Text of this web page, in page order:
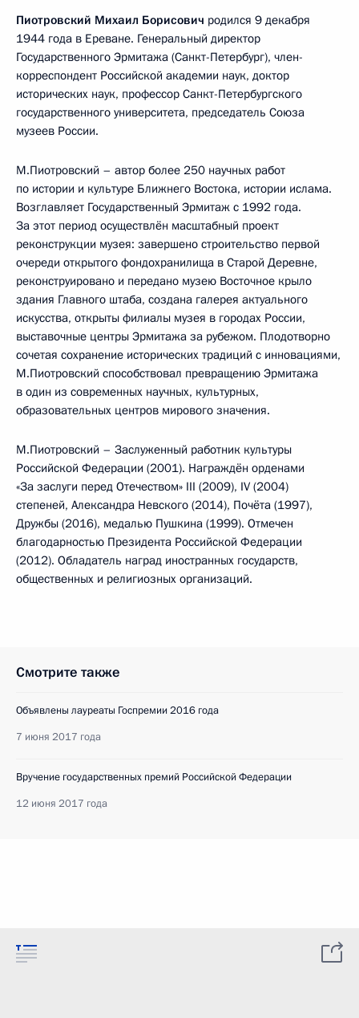
Пиотровский Михаил Борисович родился 9 декабря
1944 года в Ереване. Генеральный директор
Государственного Эрмитажа (Санкт-Петербург), член-
корреспондент Российской академии наук, доктор
исторических наук, профессор Санкт-Петербургского
государственного университета, председатель Союза
музеев России.
М.Пиотровский – автор более 250 научных работ
по истории и культуре Ближнего Востока, истории ислама.
Возглавляет Государственный Эрмитаж с 1992 года.
За этот период осуществлён масштабный проект
реконструкции музея: завершено строительство первой
очереди открытого фондохранилища в Старой Деревне,
реконструировано и передано музею Восточное крыло
здания Главного штаба, создана галерея актуального
искусства, открыты филиалы музея в городах России,
выставочные центры Эрмитажа за рубежом. Плодотворно
сочетая сохранение исторических традиций с инновациями,
М.Пиотровский способствовал превращению Эрмитажа
в один из современных научных, культурных,
образовательных центров мирового значения.
М.Пиотровский – Заслуженный работник культуры
Российской Федерации (2001). Награждён орденами
«За заслуги перед Отечеством» III (2009), IV (2004)
степеней, Александра Невского (2014), Почёта (1997),
Дружбы (2016), медалью Пушкина (1999). Отмечен
благодарностью Президента Российской Федерации
(2012). Обладатель наград иностранных государств,
общественных и религиозных организаций.
Смотрите также
Объявлены лауреаты Госпремии 2016 года
7 июня 2017 года
Вручение государственных премий Российской Федерации
12 июня 2017 года